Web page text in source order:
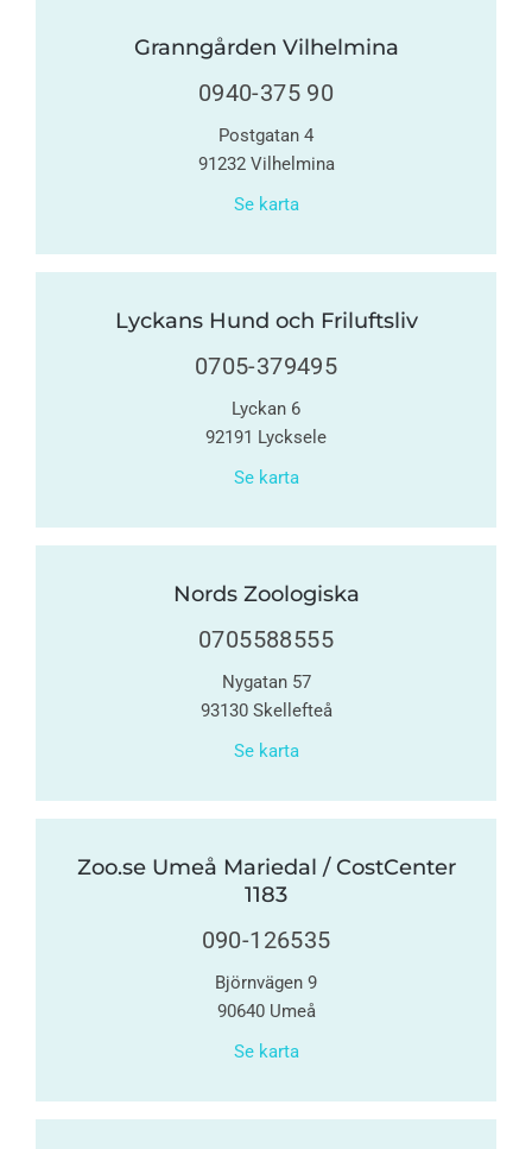
Granngården Vilhelmina
0940-375 90
Postgatan 4
91232 Vilhelmina
Se karta
Lyckans Hund och Friluftsliv
0705-379495
Lyckan 6
92191 Lycksele
Se karta
Nords Zoologiska
0705588555
Nygatan 57
93130 Skellefteå
Se karta
Zoo.se Umeå Mariedal / CostCenter
1183
090-126535
Björnvägen 9
90640 Umeå
Se karta